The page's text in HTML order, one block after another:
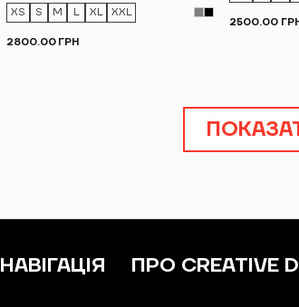
XS S M L XL XXL
2800.00 ГРН
2500.00
НАВІГАЦІЯ ПРО CREATIVE